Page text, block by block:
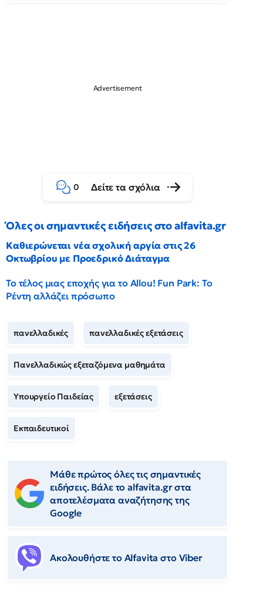
0 Δείτε τα σχόλια
Όλες οι σημαντικές ειδήσεις στο alfavita.gr
Καθιερώνεται νέα σχολική αργία στις 26
Οκτωβρίου με Προεδρικό Διάταγμα
Το τέλος μιας εποχής για το Allou! Fun Park: Το
Ρέντη αλλάζει πρόσωπο
πανελλαδικές πανελλαδικές εξετάσεις
Πανελλαδικώς εξεταζόμενα μαθημάτα
Υπουργείο Παιδείας εξετάσεις
Εκπαιδευτικοί
Μάθε πρώτος όλες τις σημαντικές
ειδήσεις. Βάλε το alfavita.gr στα
αποτελέσματα αναζήτησης της
Google
Ακολουθήστε το Αlfavita στο Viber